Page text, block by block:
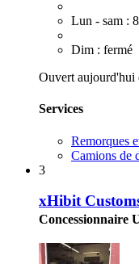
Lun - sam :
Dim : fermé
Ouvert aujourd'hui
Services
Remorques
Camions de
3
xHibit
Concessionnaire